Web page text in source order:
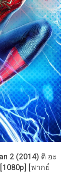
2 (2014) ดิ อะ
[พากย์